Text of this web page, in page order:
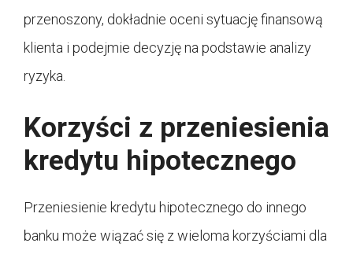
przenoszony, dokładnie oceni sytuację finansową
klienta i podejmie decyzję na podstawie analizy
ryzyka.
Korzyści z przeniesienia
kredytu hipotecznego
Przeniesienie kredytu hipotecznego do innego
banku może wiązać się z wieloma korzyściami dla